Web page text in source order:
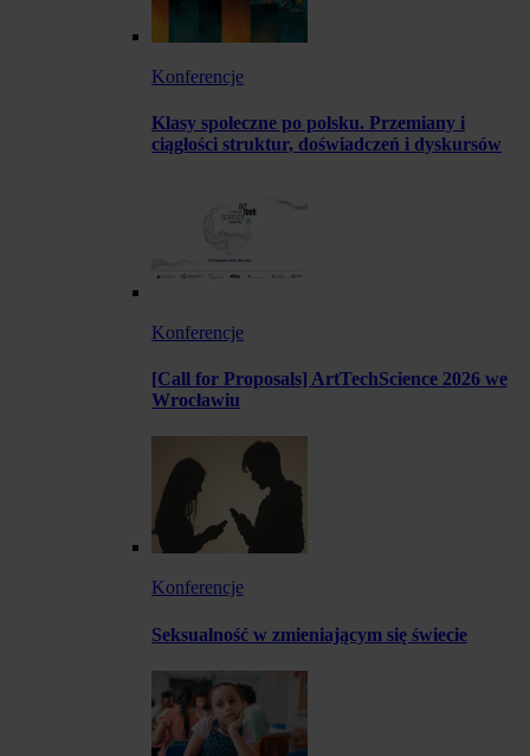
Konferencje
Klasy społeczne po polsku. Przemiany i
ciągłości struktur, doświadczeń i dyskursów
Konferencje
[Call for Proposals] ArtTechScience 2026 we
Wrocławiu
Konferencje
Seksualność w zmieniającym się świecie